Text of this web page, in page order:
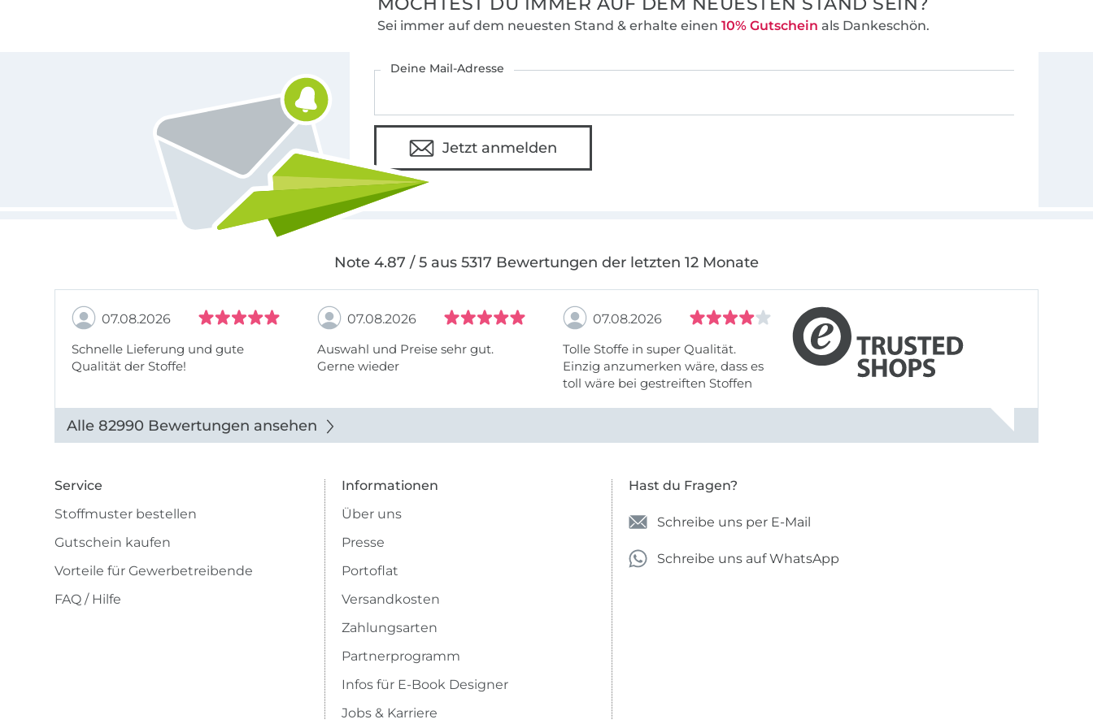
Sei immer auf dem neuesten Stand & erhalte einen 10% Gutschein als Dankeschön.
Deine Mail-Adresse
Jetzt anmelden
Note 4.87 / 5 aus 5317 Bewertungen der letzten 12 Monate
07.08.2026
Schnelle Lieferung und gute
Qualität der Stoffe!
07.08.2026
Auswahl und Preise sehr gut.
Gerne wieder
07.08.2026
Tolle Stoffe in super Qualität.
Einzig anzumerken wäre, dass es
toll wäre bei gestreiften Stoffen
Alle 82990 Bewertungen ansehen
Service
Stoffmuster bestellen
Gutschein kaufen
Vorteile für Gewerbetreibende
FAQ / Hilfe
Informationen
Über uns
Presse
Portoflat
Versandkosten
Zahlungsarten
Partnerprogramm
Infos für E-Book Designer
Jobs & Karriere
Hast du Fragen?
Schreibe uns per E-Mail
Schreibe uns auf WhatsApp